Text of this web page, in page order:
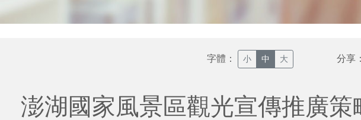
字體： 小 中 大 分享
澎湖國家風景區觀光宣傳推廣策